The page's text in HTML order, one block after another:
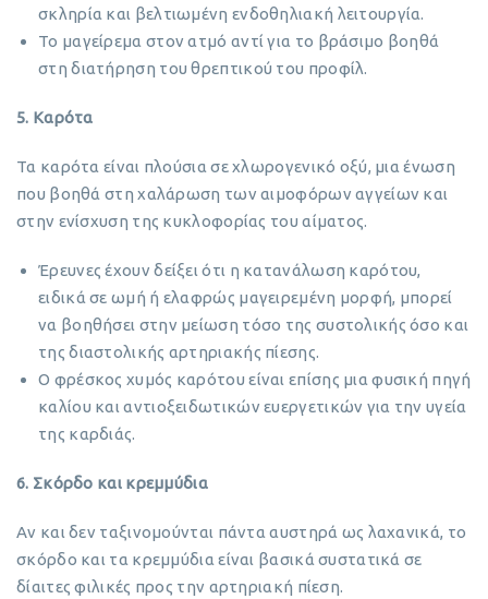
σκληρία και βελτιωμένη ενδοθηλιακή λειτουργία.
Το μαγείρεμα στον ατμό αντί για το βράσιμο βοηθά
στη διατήρηση του θρεπτικού του προφίλ.
5. Καρότα
Τα καρότα είναι πλούσια σε χλωρογενικό οξύ, μια ένωση
που βοηθά στη χαλάρωση των αιμοφόρων αγγείων και
στην ενίσχυση της κυκλοφορίας του αίματος.
Έρευνες έχουν δείξει ότι η κατανάλωση καρότου,
ειδικά σε ωμή ή ελαφρώς μαγειρεμένη μορφή, μπορεί
να βοηθήσει στην μείωση τόσο της συστολικής όσο και
της διαστολικής αρτηριακής πίεσης.
Ο φρέσκος χυμός καρότου είναι επίσης μια φυσική πηγή
καλίου και αντιοξειδωτικών ευεργετικών για την υγεία
της καρδιάς.
6. Σκόρδο και κρεμμύδια
Αν και δεν ταξινομούνται πάντα αυστηρά ως λαχανικά, το
σκόρδο και τα κρεμμύδια είναι βασικά συστατικά σε
δίαιτες φιλικές προς την αρτηριακή πίεση.